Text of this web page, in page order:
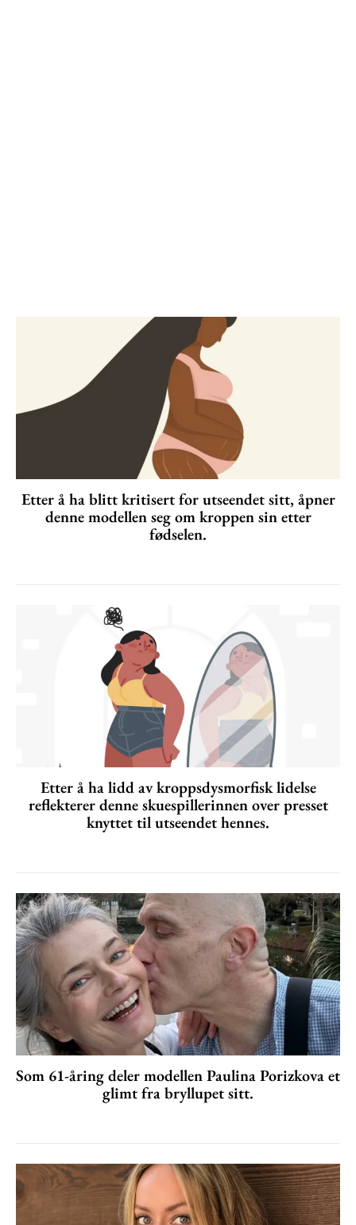
Etter å ha blitt kritisert for utseendet sitt, åpner
denne modellen seg om kroppen sin etter
fødselen.
Etter å ha lidd av kroppsdysmorfisk lidelse
reflekterer denne skuespillerinnen over presset
knyttet til utseendet hennes.
Som 61-åring deler modellen Paulina Porizkova et
glimt fra bryllupet sitt.